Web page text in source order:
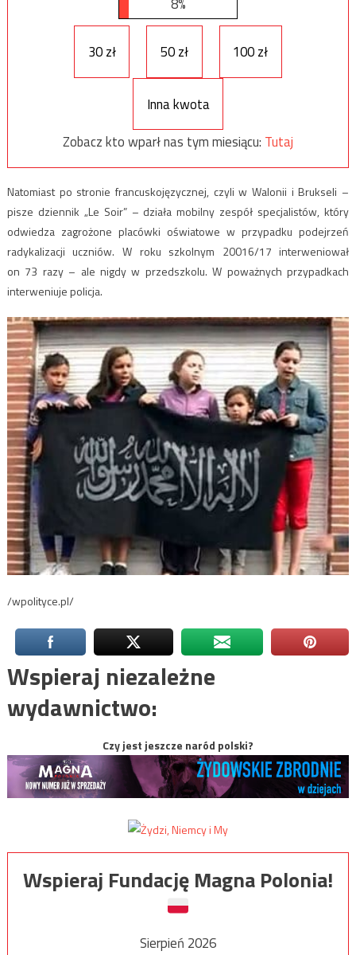
30 zł 50 zł 100 zł
Inna kwota
Zobacz kto wparł nas tym miesiącu: Tutaj
Natomiast po stronie francuskojęzycznej, czyli w Walonii i Brukseli –
pisze dziennik „Le Soir” – działa mobilny zespół specjalistów, który
odwiedza zagrożone placówki oświatowe w przypadku podejrzeń
radykalizacji uczniów. W roku szkolnym 20016/17 interweniował
on 73 razy – ale nigdy w przedszkolu. W poważnych przypadkach
interweniuje policja.
/wpolityce.pl/
Wspieraj niezależne
wydawnictwo:
Czy jest jeszcze naród polski?
Wspieraj Fundację Magna Polonia!
Sierpień 2026